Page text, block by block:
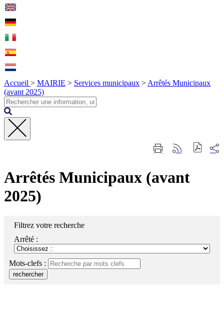
Accueil > MAIRIE > Services municipaux > Arrêtés Municipaux
(avant 2025)
Fermer
ImprimerGénérer
RSS
sur
Arrêtés Municipaux (avant
2025)
Filtrez votre recherche
Arrêté :
Mots-clefs :
rechercher